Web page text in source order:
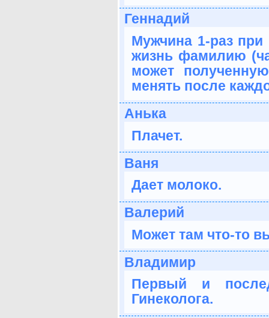
Геннадий
Мужчина 1-раз
жизнь фамилию
может
менять после
Анька
Плачет.
Ваня
Дает молоко.
Валерий
Может там что-то
Владимир
Первый и
Гинеколога.